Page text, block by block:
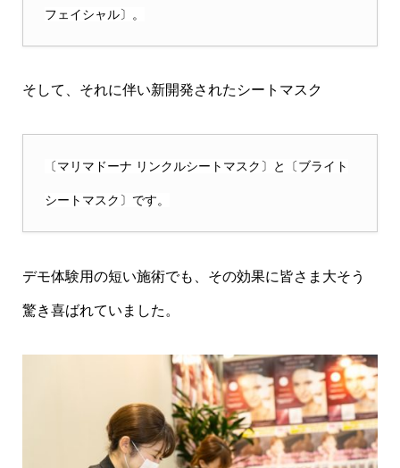
フェイシャル〕。
そして、それに伴い新開発されたシートマスク
〔マリマドーナ リンクルシートマスク〕と〔ブライト
シートマスク〕です。
デモ体験用の短い施術でも、その効果に皆さま大そう
驚き喜ばれていました。